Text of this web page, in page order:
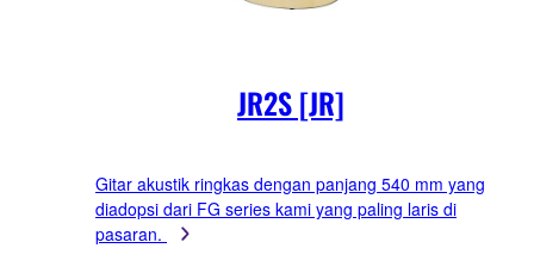
JR2S [JR]
Gitar akustik ringkas dengan panjang 540 mm yang
diadopsi dari FG series kami yang paling laris di
pasaran.